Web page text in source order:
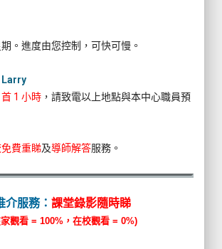
期。進度由您控制，可快可慢。
Larry
1 小時 ，請致電以上地點與本中心職員預
費重睇及導師解答服務。
介服務： 課堂錄影隨時睇
觀看 = 100%，在校觀看 = 0%)